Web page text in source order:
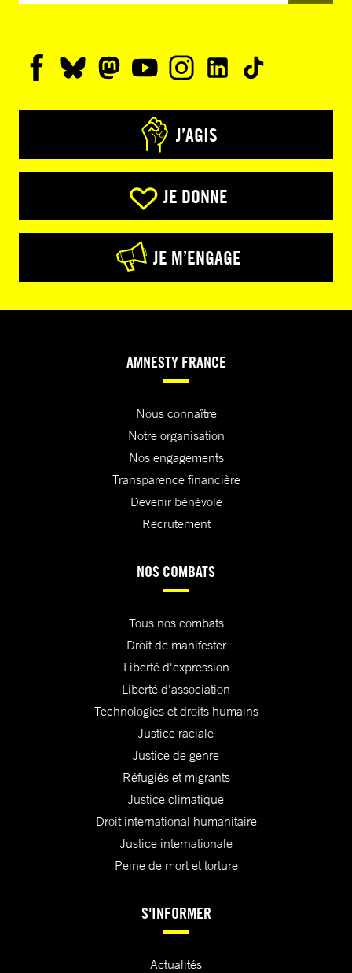
J’AGIS
JE DONNE
JE M’ENGAGE
AMNESTY FRANCE
Nous connaître
Notre organisation
Nos engagements
Transparence financière
Devenir bénévole
Recrutement
NOS COMBATS
Tous nos combats
Droit de manifester
Liberté d'expression
Liberté d'association
Technologies et droits humains
Justice raciale
Justice de genre
Réfugiés et migrants
Justice climatique
Droit international humanitaire
Justice internationale
Peine de mort et torture
S'INFORMER
Actualités